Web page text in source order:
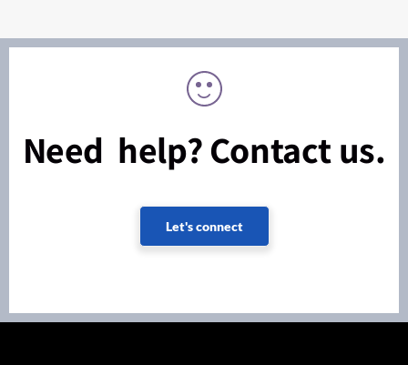
Need help? Contact us.
Let's connect